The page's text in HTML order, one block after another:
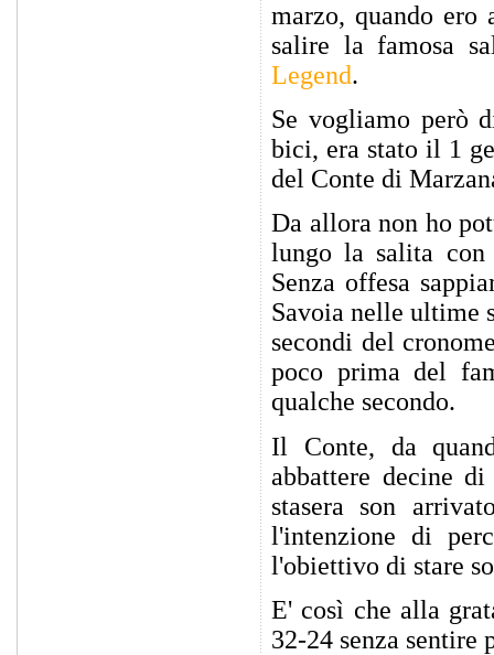
marzo, quando ero
salire la famosa
Legend.
Se vogliamo però
bici, era stato il 1
del Conte di
Da allora non ho
lungo la salita
Senza offesa
Savoia nelle ultime
secondi del
poco prima del
qualche secondo.
Il Conte, da
abbattere decine
stasera son
l'intenzione di
l'obiettivo di stare
E' così che alla
32-24 senza